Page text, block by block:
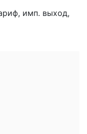
имп. выход,